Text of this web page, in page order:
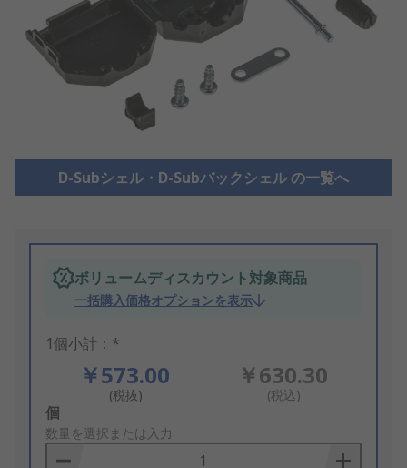
D-Subシェル・D-Subバックシェル の一覧へ
ボリュームディスカウント対象商品
一括購入価格オプションを表示
1個小計：*
￥573.00
(税抜)
￥630.30
(税込)
Add
to
Basket
個
数量を選択または入力